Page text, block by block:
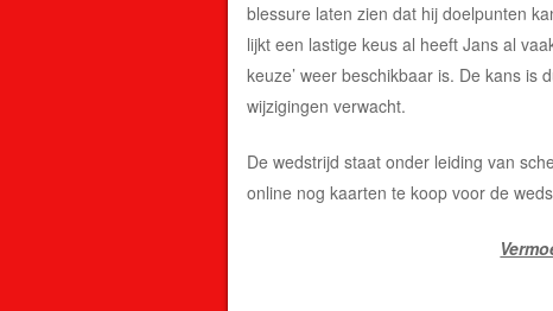
blessure laten zien dat hij doelpunten
lijkt een lastige keus al heeft Jans al
keuze’ weer beschikbaar is. De kans is
wijzigingen verwacht.
De wedstrijd staat onder leiding van
online nog kaarten te koop voor de